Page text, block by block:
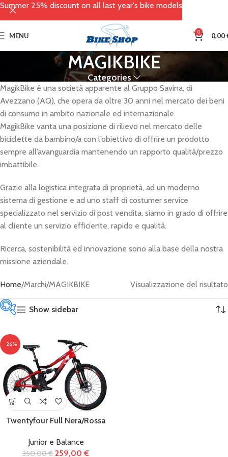
MENU 0 0,00
MAGIKBIKE
Categories
MagikBike è una società apparente al Gruppo Savina, di
Avezzano (AQ), che opera da oltre 30 anni nel mercato dei beni
di consumo in ambito nazionale ed internazionale.
MagikBike vanta una posizione di rilievo nel mercato delle
biciclette da bambino/a con l’obiettivo di offrire un prodotto
sempre all’avanguardia mantenendo un rapporto qualità/prezzo
imbattibile.
Grazie alla logistica integrata di proprietà, ad un moderno
sistema di gestione e ad uno staff di costumer service
specializzato nel servizio di post vendita, siamo in grado di offrire
al cliente un servizio efficiente, rapido e qualità.
Ricerca, sostenibilità ed innovazione sono alla base della nostra
missione aziendale.
Home Marchi MAGIKBIKE Visualizzazione del risultato
Categorie
prodotto
Abbigliamento (66)
Accessori
Biciclette(122)
Show sidebar
-26%
Twentyfour Full Nera/Rossa
Junior e Balance
350,00€ 259,00€
Summer 25% discount on all last year's bike models